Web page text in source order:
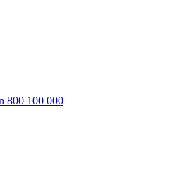
800 100 000